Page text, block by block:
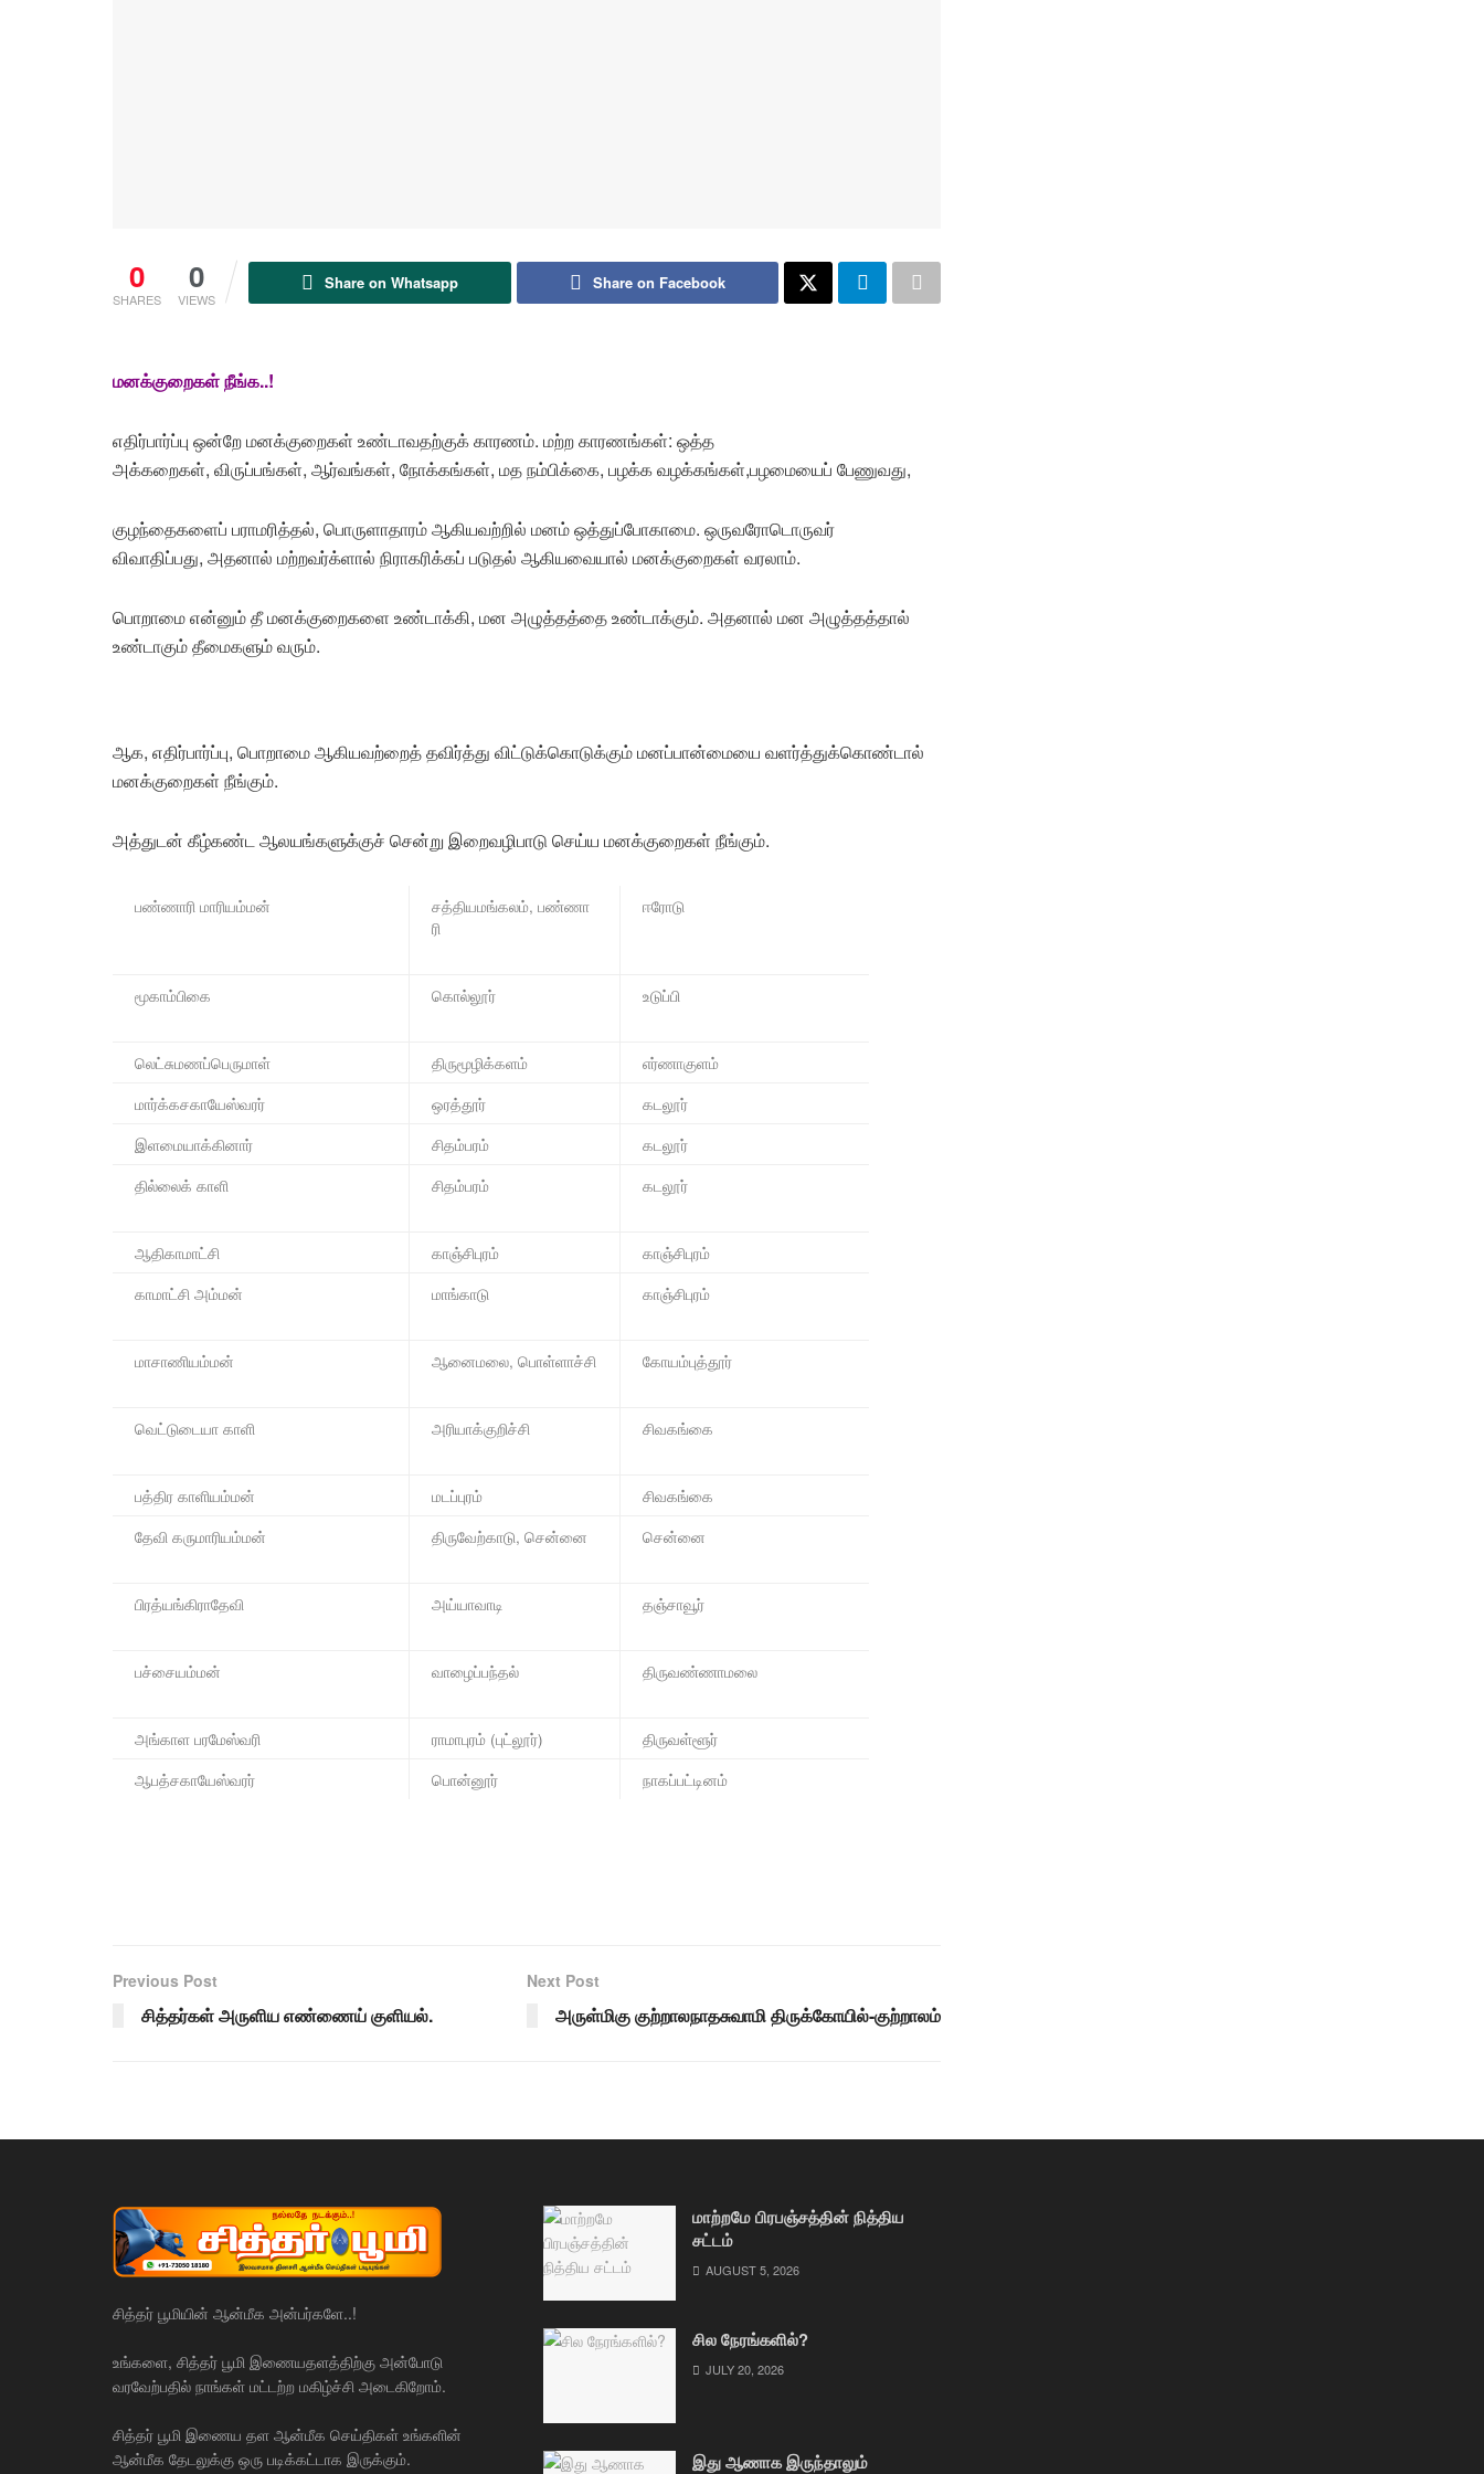
0
SHARES
0
VIEWS
Share on Whatsapp Share on Facebook
மனக்குறைகள் நீங்க..!
எதிர்பார்ப்பு ஒன்றே மனக்குறைகள் உண்டாவதற்குக் காரணம். மற்ற காரணங்கள்: ஒத்த
அக்கறைகள், விருப்பங்கள், ஆர்வங்கள், நோக்கங்கள், மத நம்பிக்கை, பழக்க வழக்கங்கள்,பழமையைப் பேணுவது,
குழந்தைகளைப் பராமரித்தல், பொருளாதாரம் ஆகியவற்றில் மனம் ஒத்துப்போகாமை. ஒருவரோடொருவர்
விவாதிப்பது, அதனால் மற்றவர்க்ளால் நிராகரிக்கப் படுதல் ஆகியவையால் மனக்குறைகள் வரலாம்.
பொறாமை என்னும் தீ மனக்குறைகளை உண்டாக்கி, மன அழுத்தத்தை உண்டாக்கும். அதனால் மன அழுத்தத்தால்
உண்டாகும் தீமைகளும் வரும்.
ஆக, எதிர்பார்ப்பு, பொறாமை ஆகியவற்றைத் தவிர்த்து விட்டுக்கொடுக்கும் மனப்பான்மையை வளர்த்துக்கொண்டால்
மனக்குறைகள் நீங்கும்.
அத்துடன் கீழ்கண்ட ஆலயங்களுக்குச் சென்று இறைவழிபாடு செய்ய மனக்குறைகள் நீங்கும்.
பண்ணாரி மாரியம்மன்
சத்தியமங்கலம், பண்ணா
ரி
ஈரோடு
மூகாம்பிகை கொல்லூர் உடுப்பி
லெட்சுமணப்பெருமாள் திருமூழிக்களம்
எர்ணாகுளம்
மார்க்கசகாயேஸ்வரர்
ஒரத்தூர்
கடலூர்
இளமையாக்கினார்
சிதம்பரம்
கடலூர்
தில்லைக் காளி
சிதம்பரம் கடலூர்
ஆதிகாமாட்சி காஞ்சிபுரம்
காஞ்சிபுரம்
காமாட்சி அம்மன்
மாங்காடு காஞ்சிபுரம்
மாசாணியம்மன் ஆனைமலை, பொள்ளாச்சி கோயம்புத்தூர்
வெட்டுடையா காளி அரியாக்குறிச்சி சிவகங்கை
பத்திர காளியம்மன் மடப்புரம்
சிவகங்கை
தேவி கருமாரியம்மன்
திருவேற்காடு, சென்னை சென்னை
பிரத்யங்கிராதேவி அய்யாவாடி தஞ்சாவூர்
பச்சையம்மன் வாழைப்பந்தல் திருவண்ணாமலை
அங்காள பரமேஸ்வரி ராமாபுரம் (புட்லூர்)
திருவள்ளூர்
ஆபத்சகாயேஸ்வரர்
பொன்னூர் நாகப்பட்டினம்
Previous Post
சித்தர்கள் அருளிய எண்ணைய் குளியல்.
Next Post
அருள்மிகு குற்றாலநாதசுவாமி திருக்கோயில்-குற்றாலம்
சித்தர் பூமியின் ஆன்மீக அன்பர்களே..!
உங்களை, சித்தர் பூமி இணையதளத்திற்கு அன்போடு
வரவேற்பதில் நாங்கள் மட்டற்ற மகிழ்ச்சி அடைகிறோம்.
சித்தர் பூமி இணைய தள ஆன்மீக செய்திகள் உங்களின்
ஆன்மீக தேடலுக்கு ஒரு படிக்கட்டாக இருக்கும்.
மாற்றமே பிரபஞ்சத்தின் நித்திய
சட்டம்
AUGUST 5, 2026
சில நேரங்களில்?
JULY 20, 2026
இது ஆணாக இருந்தாலும்